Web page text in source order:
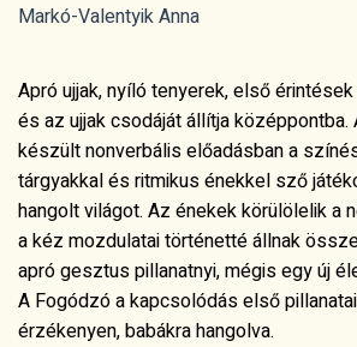
Markó-Valentyik Anna
Apró ujjak, nyíló tenyerek, első
és az ujjak csodáját állítja
készült nonverbális előadásban a
tárgyakkal és ritmikus énekkel sző
hangolt világot. Az énekek körülölelik a
a kéz mozdulatai történetté állnak
apró gesztus pillanatnyi, mégis egy új
A Fogódzó a kapcsolódás első
érzékenyen, babákra hangolva.